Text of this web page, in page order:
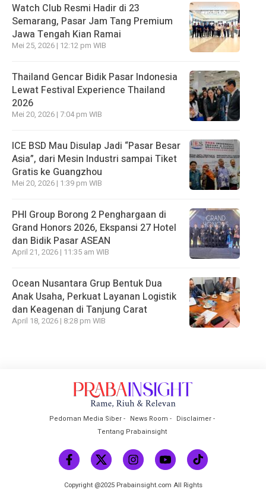
Watch Club Resmi Hadir di 23
Semarang, Pasar Jam Tang Premium
Jawa Tengah Kian Ramai
Mei 25, 2026 | 12:12 pm WIB
Thailand Gencar Bidik Pasar Indonesia
Lewat Festival Experience Thailand
2026
Mei 20, 2026 | 7:04 pm WIB
ICE BSD Mau Disulap Jadi “Pasar Besar
Asia”, dari Mesin Industri sampai Tiket
Gratis ke Guangzhou
Mei 20, 2026 | 1:39 pm WIB
PHI Group Borong 2 Penghargaan di
Grand Honors 2026, Ekspansi 27 Hotel
dan Bidik Pasar ASEAN
April 21, 2026 | 11:35 am WIB
Ocean Nusantara Grup Bentuk Dua
Anak Usaha, Perkuat Layanan Logistik
dan Keagenan di Tanjung Carat
April 18, 2026 | 8:28 pm WIB
Pedoman Media Siber News Room
Disclaimer
Tentang Prabainsight
Copyright @2025 Prabainsight.com All Rights